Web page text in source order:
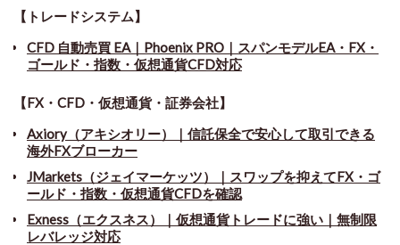
【トレードシステム】
CFD 自動売買 EA｜Phoenix PRO｜スパンモデルEA・FX・
ゴールド・指数・仮想通貨CFD対応
【FX・CFD・仮想通貨・証券会社】
Axiory（アキシオリー）｜信託保全で安心して取引できる
海外FXブローカー
JMarkets（ジェイマーケッツ）｜スワップを抑えてFX・ゴ
ールド・指数・仮想通貨CFDを確認
Exness（エクスネス）｜仮想通貨トレードに強い｜無制限
レバレッジ対応